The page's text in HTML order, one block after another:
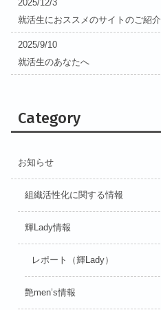
2025/12/3
就活生におススメのサイトのご紹介
2025/9/10
就活生のあなたへ
Category
お知らせ
組織活性化に関する情報
輝Lady情報
レポート（輝Lady）
艶men’s情報